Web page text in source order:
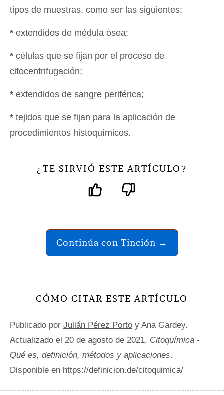
tipos de muestras, como ser las siguientes:
* extendidos de médula ósea;
* células que se fijan por el proceso de
citocentrifugación;
* extendidos de sangre periférica;
* tejidos que se fijan para la aplicación de
procedimientos histoquímicos.
¿ TE SIRVIÓ ESTE ARTÍCULO ?
Continúa con Tinción →
CÓMO CITAR ESTE ARTÍCULO
Publicado por Julián Pérez Porto y Ana Gardey.
Actualizado el 20 de agosto de 2021. Citoquímica -
Qué es, definición, métodos y aplicaciones.
Disponible en https://definicion.de/citoquimica/